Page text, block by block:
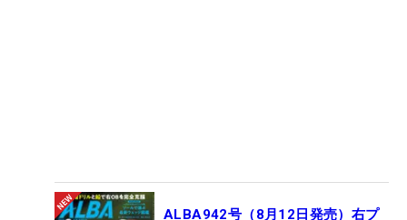
ALBA942号（8月12日発売）右プ